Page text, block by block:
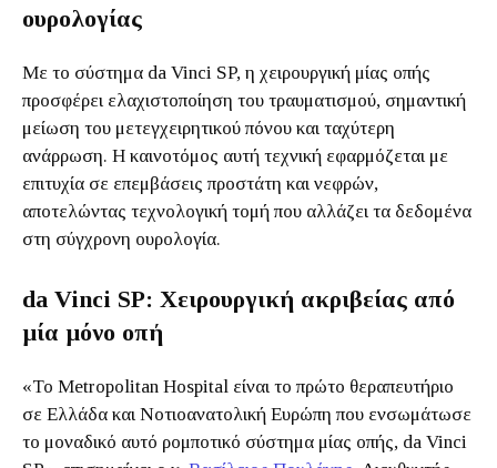
ουρολογίας
Με το σύστημα da Vinci SP, η χειρουργική μίας οπής
προσφέρει ελαχιστοποίηση του τραυματισμού, σημαντική
μείωση του μετεγχειρητικού πόνου και ταχύτερη
ανάρρωση. Η καινοτόμος αυτή τεχνική εφαρμόζεται με
επιτυχία σε επεμβάσεις προστάτη και νεφρών,
αποτελώντας τεχνολογική τομή που αλλάζει τα δεδομένα
στη σύγχρονη ουρολογία.
da Vinci SP: Χειρουργική ακριβείας από
μία μόνο οπή
«Το Metropolitan Hospital είναι το πρώτο θεραπευτήριο
σε Ελλάδα και Νοτιοανατολική Ευρώπη που ενσωμάτωσε
το μοναδικό αυτό ρομποτικό σύστημα μίας οπής, da Vinci